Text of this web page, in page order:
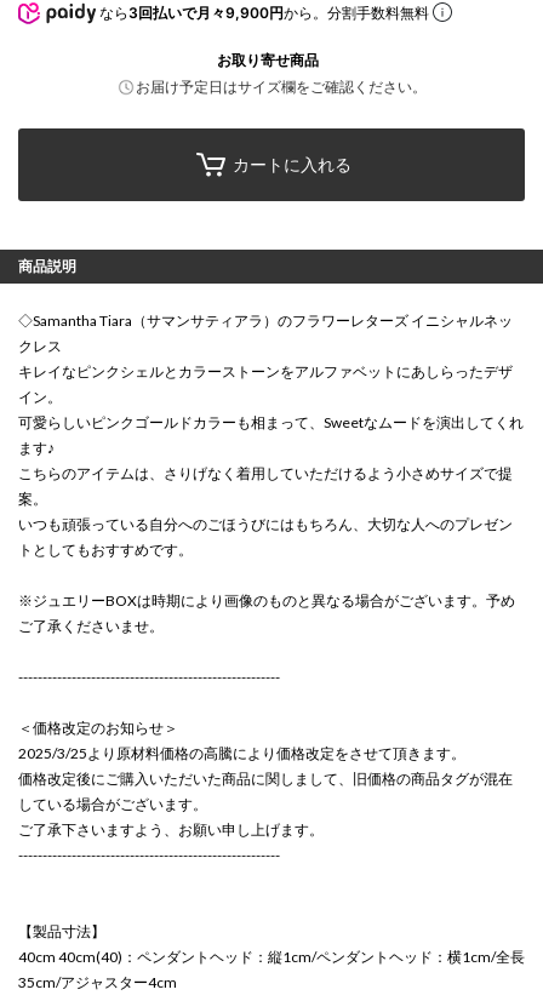
なら 3回払いで月々9,900円から。分割手数料無料
お取り寄せ商品
お届け予定日はサイズ欄をご確認ください。
カートに入れる
商品説明
◇Samantha Tiara（サマンサティアラ）のフラワーレターズ イニシャルネッ
クレス
キレイなピンクシェルとカラーストーンをアルファベットにあしらったデザ
イン。
可愛らしいピンクゴールドカラーも相まって、Sweetなムードを演出してくれ
ます♪
こちらのアイテムは、さりげなく着用していただけるよう小さめサイズで提
案。
いつも頑張っている自分へのごほうびにはもちろん、大切な人へのプレゼン
トとしてもおすすめです。
※ジュエリーBOXは時期により画像のものと異なる場合がございます。予め
ご了承くださいませ。
------------------------------------------------------
＜価格改定のお知らせ＞
2025/3/25より原材料価格の高騰により価格改定をさせて頂きます。
価格改定後にご購入いただいた商品に関しまして、旧価格の商品タグが混在
している場合がございます。
ご了承下さいますよう、お願い申し上げます。
------------------------------------------------------
【製品寸法】
40cm 40cm(40)：ペンダントヘッド：縦1cm/ペンダントヘッド：横1cm/全長
35cm/アジャスター4cm